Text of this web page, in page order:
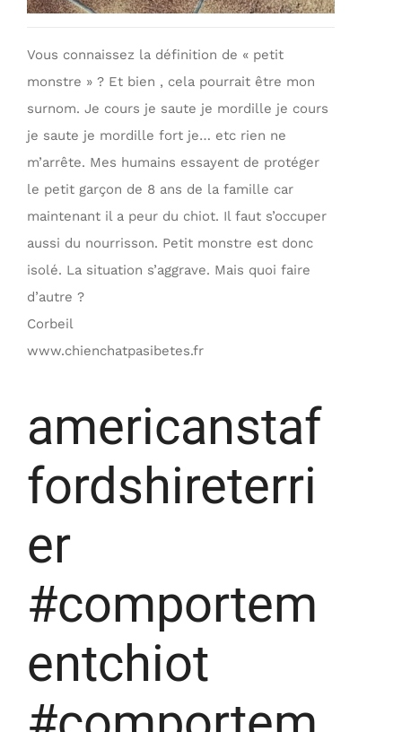
Vous connaissez la définition de « petit
monstre » ? Et bien , cela pourrait être mon
surnom. Je cours je saute je mordille je cours
je saute je mordille fort je… etc rien ne
m’arrête. Mes humains essayent de protéger
le petit garçon de 8 ans de la famille car
maintenant il a peur du chiot. Il faut s’occuper
aussi du nourrisson. Petit monstre est donc
isolé. La situation s’aggrave. Mais quoi faire
d’autre ?
Corbeil
www.chienchatpasibetes.fr
americanstaf
fordshireterri
er
#comportem
entchiot